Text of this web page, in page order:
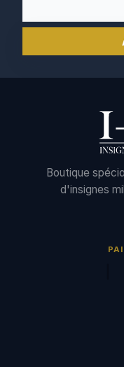
Boutique
d'insignes